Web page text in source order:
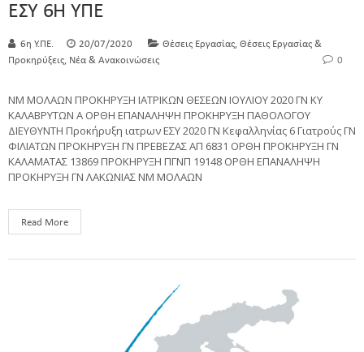
ΕΣΥ 6Η ΥΠΕ
6η Υ.ΠΕ. 20/07/2020 Θέσεις Εργασίας, Θέσεις Εργασίας &
Προκηρύξεις, Νέα & Ανακοινώσεις 0
ΝΜ ΜΟΛΑΩΝ ΠΡΟΚΗΡΥΞΗ ΙΑΤΡΙΚΩΝ ΘΕΣΕΩΝ ΙΟΥΛΙΟΥ 2020 ΓΝ ΚΥ
ΚΑΛΑΒΡΥΤΩΝ Α ΟΡΘΗ ΕΠΑΝΑΛΗΨΗ ΠΡΟΚΗΡΥΞΗ ΠΑΘΟΛΟΓΟΥ
ΔΙΕΥΘΥΝΤΗ Προκήρυξη ιατρων ΕΣΥ 2020 ΓΝ Κεφαλληνίας 6 Γιατρούς ΓΝ
ΦΙΛΙΑΤΩΝ ΠΡΟΚΗΡΥΞΗ ΓΝ ΠΡΕΒΕΖΑΣ ΑΠ 6831 ΟΡΘΗ ΠΡΟΚΗΡΥΞΗ ΓΝ
ΚΑΛΑΜΑΤΑΣ 13869 ΠΡΟΚΗΡΥΞΗ ΠΓΝΠ 19148 ΟΡΘΗ ΕΠΑΝΑΛΗΨΗ
ΠΡΟΚΗΡΥΞΗ ΓΝ ΛΑΚΩΝΙΑΣ ΝΜ ΜΟΛΑΩΝ
Read More